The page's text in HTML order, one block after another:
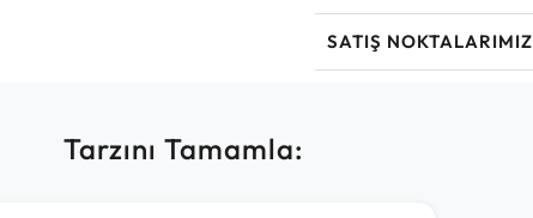
SATIŞ NOKTALARIMIZ
Tarzını Tamamla: